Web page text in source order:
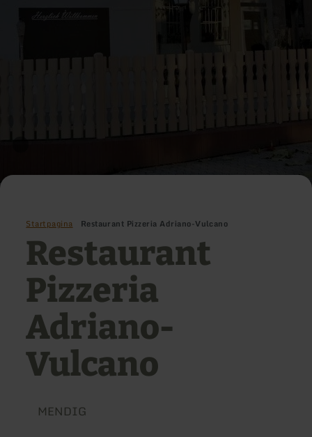
Startpagina Restaurant Pizzeria Adriano-Vulcano
Restaurant
Pizzeria
Adriano-
Vulcano
MENDIG